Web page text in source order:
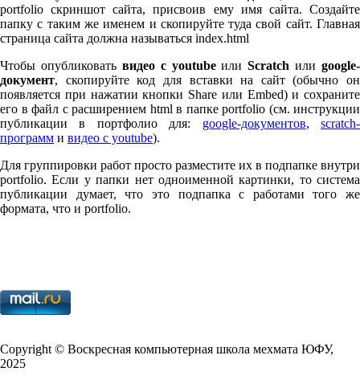
port­fo­lio скриншот сайта, присвоив ему имя сайта. Создайте
папку с таким же именем и скопируйте туда свой сайт. Главная
страница сайта должна называться index.html
Чтобы опубликовать видео с youtubeилиScratch или google-
документ, скопируйте код для вставки на сайт (обычно он
появляется при нажатии кнопки Share или Embed) и сохраните
его в файл с расширением html в папке port­fo­lio (см. инструкции
публикации в портфолио для: google-документов,scratch-
программ и видео с youtube).
Для группировки работ просто разместите их в подпапке внутри
port­fo­lio. Если у папки нет одноименной картинки, то система
публикации думает, что это подпапка с работами того же
формата, что и port­fo­lio.
Copy­right © Воскресная компьютерная школа мехмата ЮФУ,
2025